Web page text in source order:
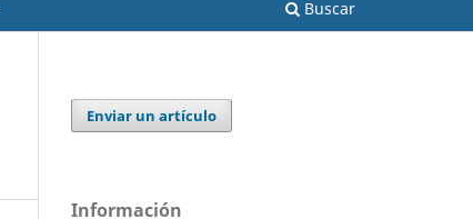
Buscar
Enviar un artículo
Información